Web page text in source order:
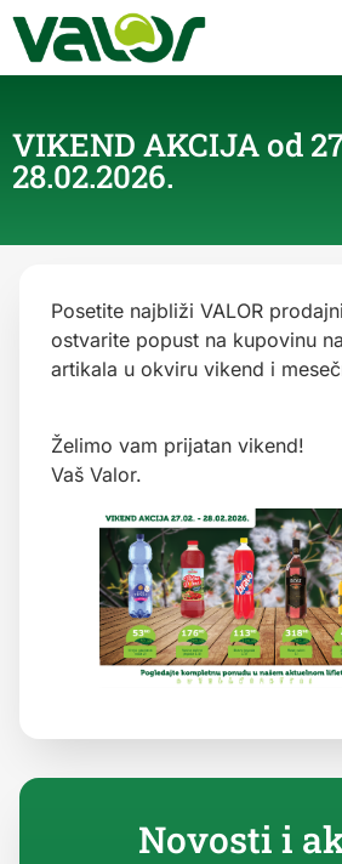
VIKEND AKCIJA od
28.02.2026.
Posetite najbliži VALOR
ostvarite popust na kupovinu
artikala u okviru vikend i
Želimo vam prijatan vikend!
Vaš Valor.
Novosti i